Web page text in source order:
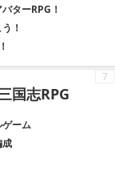
ターRPG！
！
国志RPG
ーム
成
7